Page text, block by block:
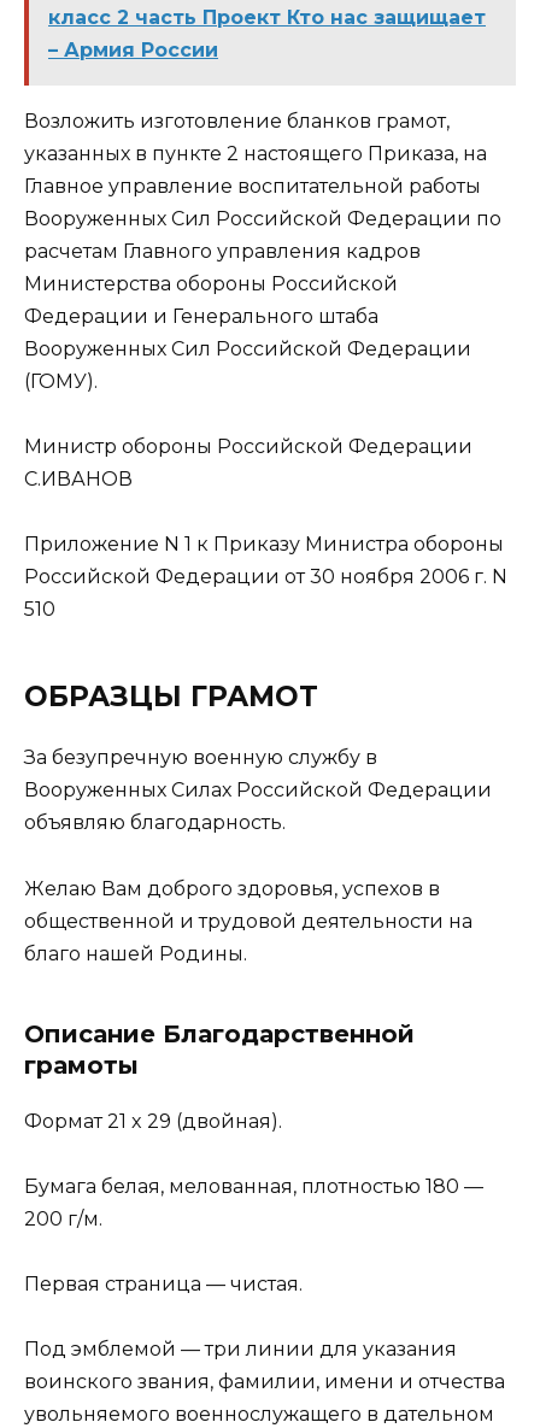
класс 2 часть Проект Кто нас защищает
– Армия России
Возложить изготовление бланков грамот,
указанных в пункте 2 настоящего Приказа, на
Главное управление воспитательной работы
Вооруженных Сил Российской Федерации по
расчетам Главного управления кадров
Министерства обороны Российской
Федерации и Генерального штаба
Вооруженных Сил Российской Федерации
(ГОМУ).
Министр обороны Российской Федерации
С.ИВАНОВ
Приложение N 1 к Приказу Министра обороны
Российской Федерации от 30 ноября 2006 г. N
510
ОБРАЗЦЫ ГРАМОТ
За безупречную военную службу в
Вооруженных Силах Российской Федерации
объявляю благодарность.
Желаю Вам доброго здоровья, успехов в
общественной и трудовой деятельности на
благо нашей Родины.
Описание Благодарственной
грамоты
Формат 21 x 29 (двойная).
Бумага белая, мелованная, плотностью 180 —
200 г/м.
Первая страница — чистая.
Под эмблемой — три линии для указания
воинского звания, фамилии, имени и отчества
увольняемого военнослужащего в дательном